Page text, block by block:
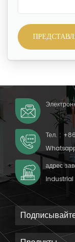
Тел. :
адрес
Industrial